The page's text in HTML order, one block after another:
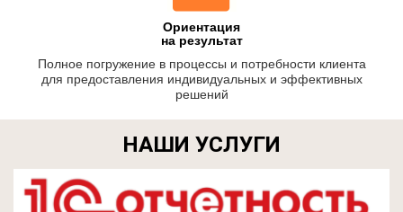
Ориентация
на результат
Полное погружение в процессы и потребности клиента
для предоставления индивидуальных и эффективных
решений
НАШИ УСЛУГИ